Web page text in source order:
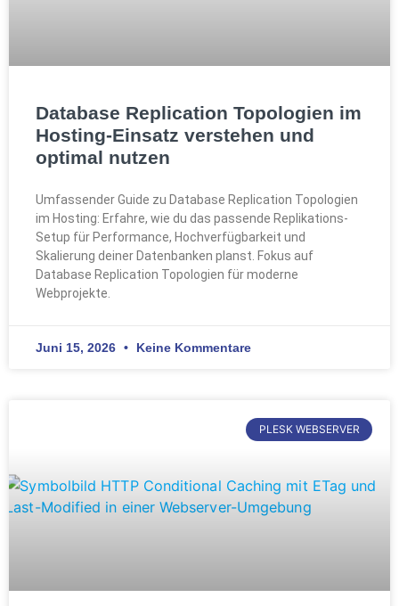
Database Replication Topologien im
Hosting-Einsatz verstehen und
optimal nutzen
Umfassender Guide zu Database Replication Topologien
im Hosting: Erfahre, wie du das passende Replikations-
Setup für Performance, Hochverfügbarkeit und
Skalierung deiner Datenbanken planst. Fokus auf
Database Replication Topologien für moderne
Webprojekte.
Juni 15, 2026 Keine Kommentare
PLESK WEBSERVER